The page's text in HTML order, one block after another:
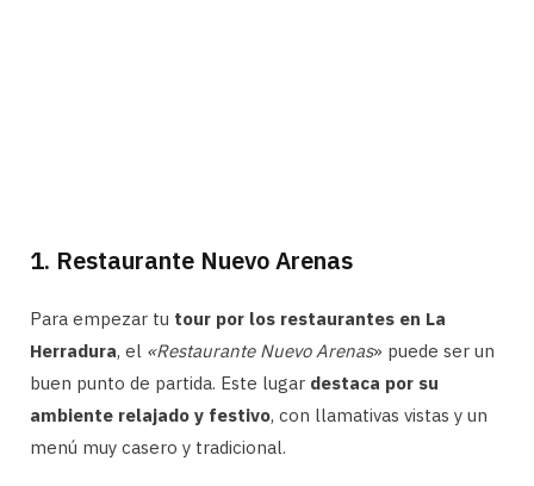
1. Restaurante Nuevo Arenas
Para empezar tu tour por los restaurantes en La
Herradura, el «Restaurante Nuevo Arenas» puede ser un
buen punto de partida. Este lugar destaca por su
ambiente relajado y festivo, con llamativas vistas y un
menú muy casero y tradicional.